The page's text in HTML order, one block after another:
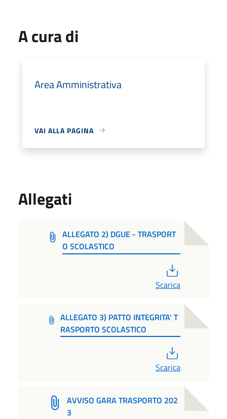
A cura di
Area Amministrativa
VAI ALLA PAGINA
Allegati
ALLEGATO 2) DGUE - TRASPORT
O SCOLASTICO
Scarica
ALLEGATO 3) PATTO INTEGRITA' T
RASPORTO SCOLASTICO
Scarica
AVVISO GARA TRASPORTO 202
3